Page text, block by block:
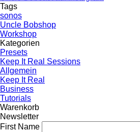
Tags
sonos
Uncle Bobshop
Workshop
Kategorien
Presets
Keep It Real Sessions
Allgemein
Keep It Real
Business
Tutorials
Warenkorb
Newsletter
First Name